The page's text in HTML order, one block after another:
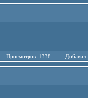
Просмотров: 1338 Добавил: